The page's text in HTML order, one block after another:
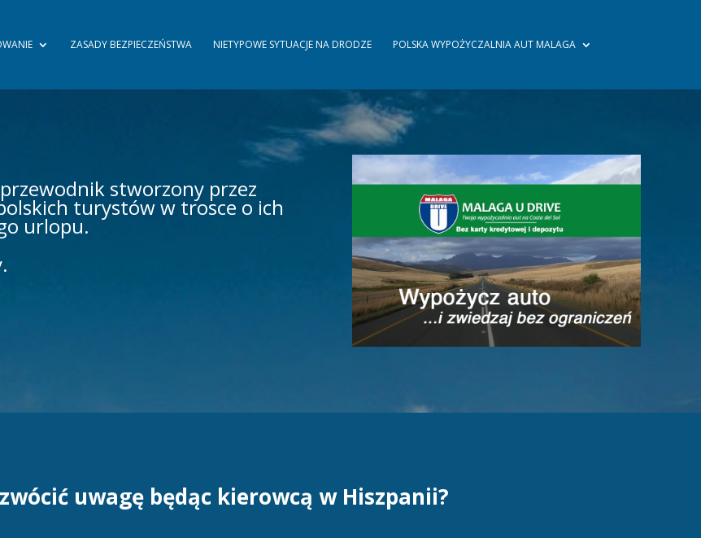
ZASADY BEZPIECZEŃSTWA NIETYPOWE SYTUACJE NA DRODZE POLSKA WYPOŻYCZALNIA AUT MALAGA
stworzony przez
turystów w trosce o ich
urlopu.
uwagę będąc kierowcą w Hiszpanii?